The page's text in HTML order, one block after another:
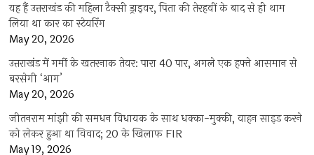
यह हैं उत्तराखंड की महिला टैक्सी ड्राइवर, पिता की तेरहवीं के बाद से ही थाम
लिया था कार का स्टेयरिंग
May 20, 2026
उत्तराखंड में गर्मी के खतरनाक तेवर: पारा 40 पार, अगले एक हफ्ते आसमान से
बरसेगी ‘आग’
May 20, 2026
जीतनराम मांझी की समधन विधायक के साथ धक्का-मुक्की, वाहन साइड करने
को लेकर हुआ था विवाद; 20 के खिलाफ FIR
May 19, 2026